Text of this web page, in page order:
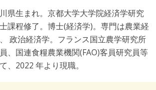
県生まれ。京都大学大学院経済学研究
課程修了。博士(経済学)。専門は農業経
政治経済学。フランス国立農学研究所
、国連食糧農業機関(FAO)客員研究員等
、2022 年より現職。